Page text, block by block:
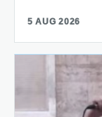
5 AUG 2026